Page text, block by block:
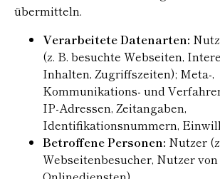
übermitteln.
Verarbeitete Datenarten:
(z. B. besuchte Webseiten,
Inhalten, Zugriffszeiten); Meta-,
Kommunikations- und
IP-Adressen, Zeitangaben,
Identifikationsnummern,
Betroffene Personen: Nutzer
Webseitenbesucher, Nutzer von